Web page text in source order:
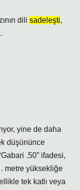
dili sadeleşti,
yine de daha
düşününce
.50” ifadesi,
. metre yüksekliğe
tek katlı veya